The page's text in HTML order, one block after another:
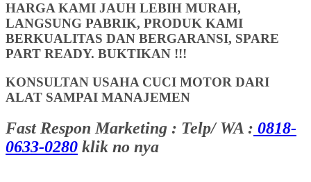
HARGA KAMI JAUH LEBIH MURAH,
LANGSUNG PABRIK, PRODUK KAMI
BERKUALITAS DAN BERGARANSI, SPARE
PART READY. BUKTIKAN !!!
KONSULTAN USAHA CUCI MOTOR DARI
ALAT SAMPAI MANAJEMEN
Fast Respon Marketing : Telp/ WA : 0818-
0633-0280 klik no nya